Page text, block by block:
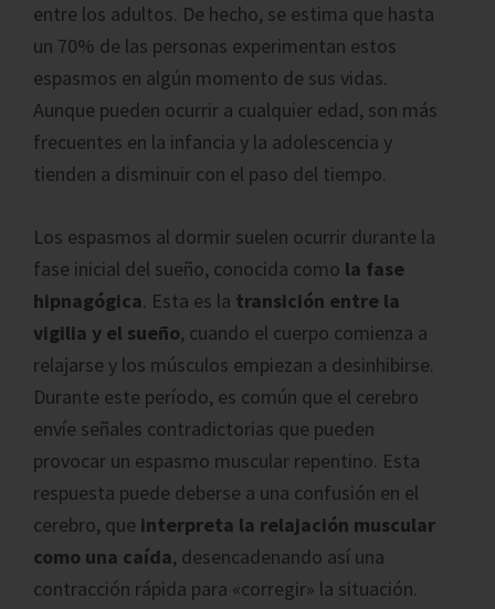
entre los adultos. De hecho, se estima que hasta
un 70% de las personas experimentan estos
espasmos en algún momento de sus vidas.
Aunque pueden ocurrir a cualquier edad, son más
frecuentes en la infancia y la adolescencia y
tienden a disminuir con el paso del tiempo.
Los espasmos al dormir suelen ocurrir durante la
fase inicial del sueño, conocida como la fase
hipnagógica. Esta es la transición entre la
vigilia y el sueño, cuando el cuerpo comienza a
relajarse y los músculos empiezan a desinhibirse.
Durante este período, es común que el cerebro
envíe señales contradictorias que pueden
provocar un espasmo muscular repentino. Esta
respuesta puede deberse a una confusión en el
cerebro, que interpreta la relajación muscular
como una caída, desencadenando así una
contracción rápida para «corregir» la situación.